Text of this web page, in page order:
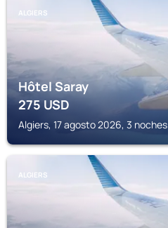
ALGIERS
Hôtel Saray
275USD
Algiers, 17 agosto 2026, 3 noches
ALGIERS